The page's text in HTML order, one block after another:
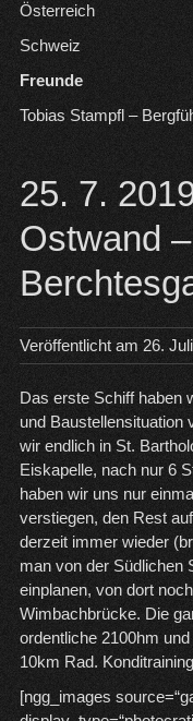
Österreich
Schweiz
Freunde
Tobias Stampfl –
25. 7.
Ostwand –
Veröffentlicht am 26.
Das erste Schiff haben
und
wir endlich in St.
Eiskapelle, nach nur 6
haben wir uns nur
verstiegen, den Rest
derzeit immer wieder
man von der Südlichen
einplanen, von dort
Wimbachbrücke. Die
ordentliche 2100hm
10km Rad.
[ngg_images